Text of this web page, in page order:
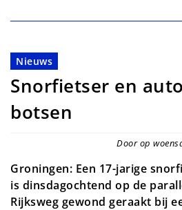
Nieuws
Snorfietser en
botsen
Door op
Groningen: Een 17-jarige
is dinsdagochtend op de
Rijksweg gewond geraakt bij